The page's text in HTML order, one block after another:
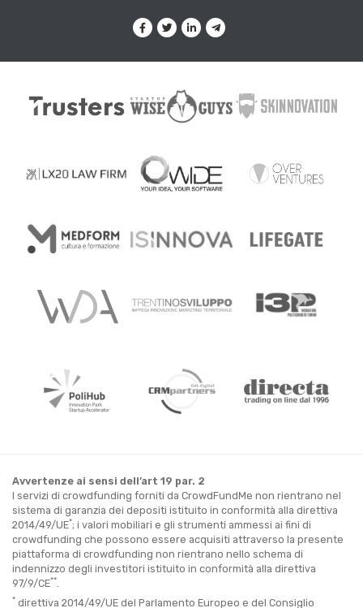
Avvertenze ai sensi dell’art 19 par. 2
I servizi di crowdfunding forniti da CrowdFundMe non rientrano nel
sistema di garanzia dei depositi istituito in conformità alla direttiva
2014/49/UE*; i valori mobiliari e gli strumenti ammessi ai fini di
crowdfunding che possono essere acquisiti attraverso la presente
piattaforma di crowdfunding non rientrano nello schema di
indennizzo degli investitori istituito in conformità alla direttiva
97/9/CE**
* direttiva 2014/49/UE del Parlamento Europeo e del Consiglio